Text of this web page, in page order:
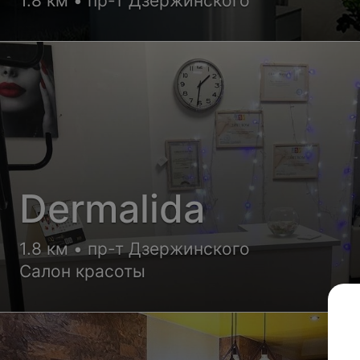
Dermalida
1.8 км • пр-т Дзержинского
Салон красоты